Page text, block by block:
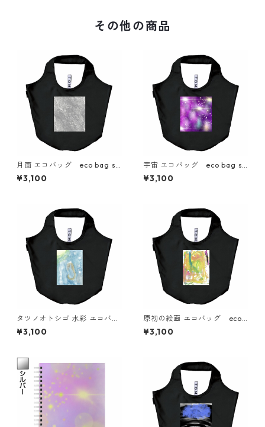
その他の商品
月面 エコバッグ eco bag si
mple
¥3,100
宇宙 エコバッグ eco bag si
mple
¥3,100
タツノオトシゴ 水彩 エコバッ
グ eco bag simple
¥3,100
原初の絵画 エコバッグ eco
bag simple
¥3,100